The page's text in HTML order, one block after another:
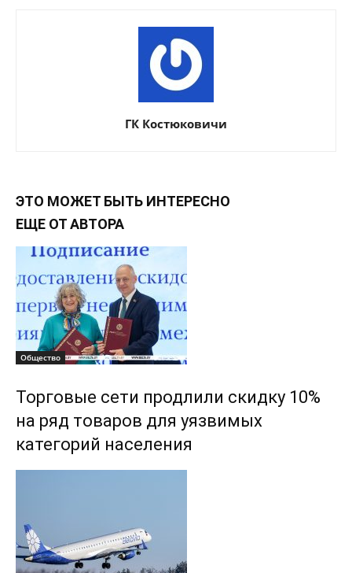
ГК Костюковичи
ЭТО МОЖЕТ БЫТЬ ИНТЕРЕСНО
ЕЩЕ ОТ АВТОРА
Общество
Торговые сети продлили скидку 10%
на ряд товаров для уязвимых
категорий населения